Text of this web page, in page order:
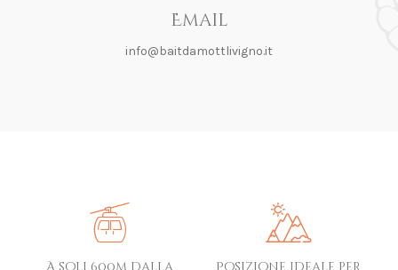
Email
info@baitdamottlivigno.it